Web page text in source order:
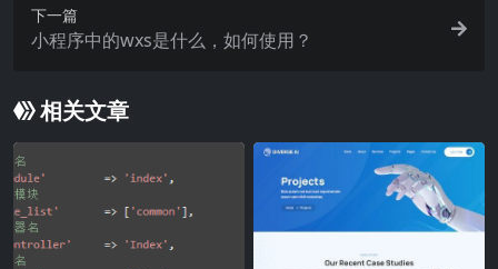
下一篇
小程序中的wxs是什么，如何使用？
相关文章